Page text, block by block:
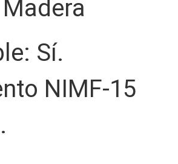
Sí.
NIMF-15